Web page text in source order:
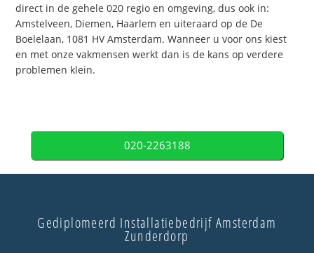
direct in de gehele 020 regio en omgeving, dus ook in:
Amstelveen, Diemen, Haarlem en uiteraard op de De
Boelelaan, 1081 HV Amsterdam. Wanneer u voor ons kiest
en met onze vakmensen werkt dan is de kans op verdere
problemen klein.
020-2263188
Gediplomeerd Installatiebedrijf Amsterdam
Zunderdorp